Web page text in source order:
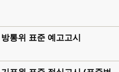
통위 표준 예고고시